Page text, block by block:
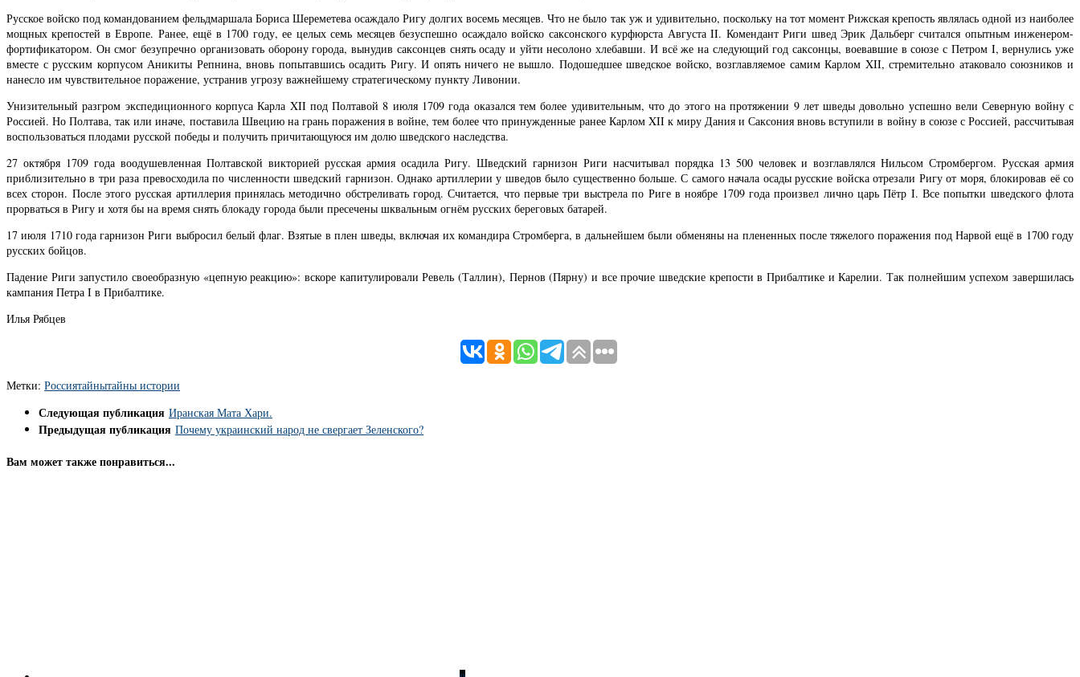
Русское войско под командованием фельдмаршала Бориса Шереметева осаждало Ригу долгих восемь месяцев. Что не было так уж и удивительно, поскольку на тот момент Рижская крепость являлась одной из наиболее
мощных крепостей в Европе. Ранее, ещё в 1700 году, ее целых семь месяцев безуспешно осаждало войско саксонского курфюрста Августа II. Комендант Риги швед Эрик Дальберг считался опытным инженером-
фортификатором. Он смог безупречно организовать оборону города, вынудив саксонцев снять осаду и уйти несолоно хлебавши. И всё же на следующий год саксонцы, воевавшие в союзе с Петром I, вернулись уже
вместе с русским корпусом Аникиты Репнина, вновь попытавшись осадить Ригу. И опять ничего не вышло. Подошедшее шведское войско, возглавляемое самим Карлом XII, стремительно атаковало союзников и
нанесло им чувствительное поражение, устранив угрозу важнейшему стратегическому пункту Ливонии.
Унизительный разгром экспедиционного корпуса Карла XII под Полтавой 8 июля 1709 года оказался тем более удивительным, что до этого на протяжении 9 лет шведы довольно успешно вели Северную войну с
Россией. Но Полтава, так или иначе, поставила Швецию на грань поражения в войне, тем более что принужденные ранее Карлом XII к миру Дания и Саксония вновь вступили в войну в союзе с Россией, рассчитывая
воспользоваться плодами русской победы и получить причитающуюся им долю шведского наследства.
27 октября 1709 года воодушевленная Полтавской викторией русская армия осадила Ригу. Шведский гарнизон Риги насчитывал порядка 13 500 человек и возглавлялся Нильсом Стромбергом. Русская армия
приблизительно в три раза превосходила по численности шведский гарнизон. Однако артиллерии у шведов было существенно больше. С самого начала осады русские войска отрезали Ригу от моря, блокировав её со
всех сторон. После этого русская артиллерия принялась методично обстреливать город. Считается, что первые три выстрела по Риге в ноябре 1709 года произвел лично царь Пётр I. Все попытки шведского флота
прорваться в Ригу и хотя бы на время снять блокаду города были пресечены шквальным огнём русских береговых батарей.
17 июля 1710 года гарнизон Риги выбросил белый флаг. Взятые в плен шведы, включая их командира Стромберга, в дальнейшем были обменяны на плененных после тяжелого поражения под Нарвой ещё в 1700 году
русских бойцов.
Падение Риги запустило своеобразную «цепную реакцию»: вскоре капитулировали Ревель (Таллин), Пернов (Пярну) и все прочие шведские крепости в Прибалтике и Карелии. Так полнейшим успехом завершилась
кампания Петра I в Прибалтике.
Илья Рябцев
Метки: Россиятайнытайны истории
Следующая публикация Иранская Мата Хари.
Предыдущая публикация Почему украинский народ не свергает Зеленского?
Вам может также понравиться...